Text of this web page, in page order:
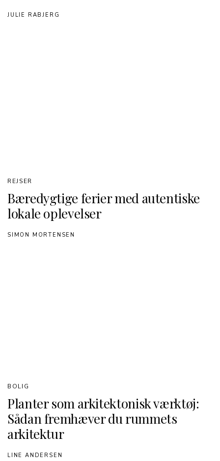
JULIE RABJERG
Bæredygtige ferier med autentiske
lokale oplevelser
REJSER
SIMON MORTENSEN
Planter som arkitektonisk værktøj:
Sådan fremhæver du rummets
arkitektur
BOLIG
LINE ANDERSEN